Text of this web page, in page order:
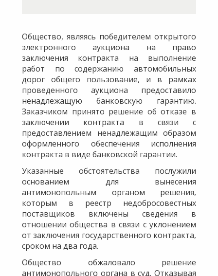
Общество, являясь победителем открытого
электронного аукциона на право
заключения контракта на выполнение
работ по содержанию автомобильных
дорог общего пользование, и в рамках
проведенного аукциона предоставило
ненадлежащую банковскую гарантию.
Заказчиком принято решение об отказе в
заключении контракта в связи с
предоставлением ненадлежащим образом
оформленного обеспечения исполнения
контракта в виде банковской гарантии.
Указанные обстоятельства послужили
основанием для вынесения
антимонопольным органом решения,
которым в реестр недобросовестных
поставщиков включены сведения в
отношении общества в связи с уклонением
от заключения государственного контракта,
сроком на два года.
Общество обжаловало решение
антимонопольного органа в суд. Отказывая